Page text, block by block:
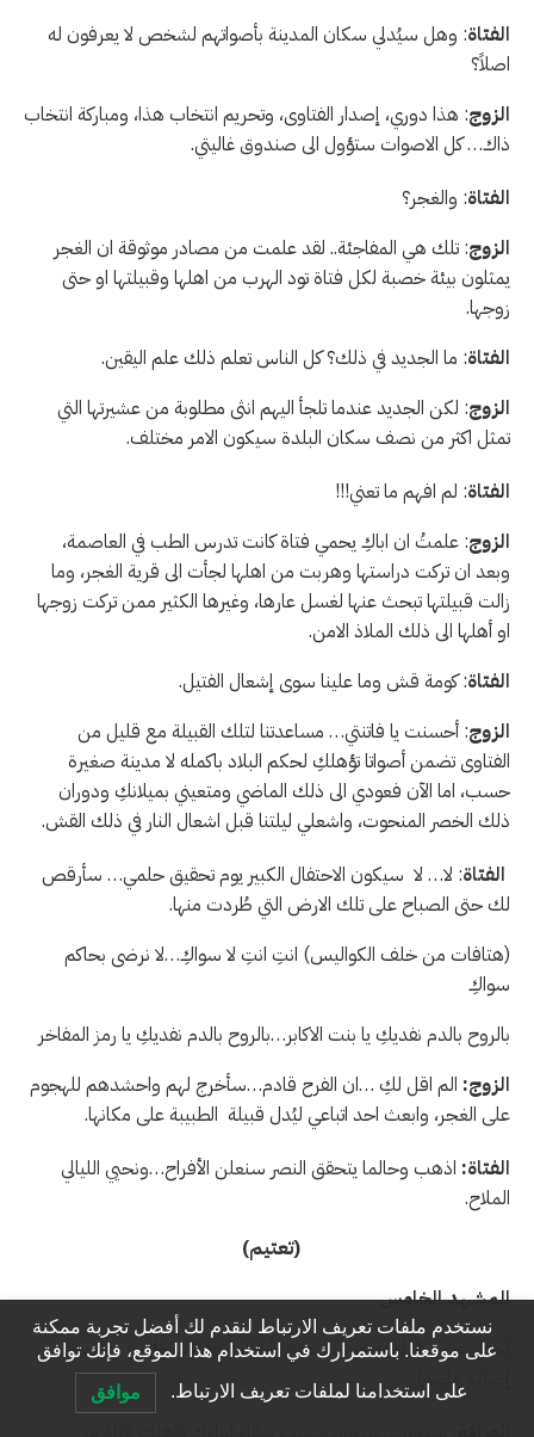
الفتاة: وهل سيُدلي سكان المدينة بأصواتهم لشخص لا يعرفون له
اصلاً؟
الزوج: هذا دوري، إصدار الفتاوى، وتحريم انتخاب هذا، ومباركة انتخاب
ذاك… كل الاصوات ستؤول الى صندوق غاليتي.
الفتاة: والغجر؟
الزوج: تلك هي المفاجئة.. لقد علمت من مصادر موثوقة ان الغجر
يمثلون بيئة خصبة لكل فتاة تود الهرب من اهلها وقبيلتها او حتى
زوجها.
الفتاة: ما الجديد في ذلك؟ كل الناس تعلم ذلك علم اليقين.
الزوج: لكن الجديد عندما تلجأ اليهم انثى مطلوبة من عشيرتها التي
تمثل اكثر من نصف سكان البلدة سيكون الامر مختلف.
الفتاة: لم افهم ما تعني!!!
الزوج: علمتُ ان اباكِ يحمي فتاة كانت تدرس الطب في العاصمة،
وبعد ان تركت دراستها وهربت من اهلها لجأت الى قرية الغجر، وما
زالت قبيلتها تبحث عنها لغسل عارها، وغيرها الكثير ممن تركت زوجها
او أهلها الى ذلك الملاذ الامن.
الفتاة: كومة قش وما علينا سوى إشعال الفتيل.
الزوج: أحسنت يا فاتنتي… مساعدتنا لتلك القبيلة مع قليل من
الفتاوى تضمن أصواتا تؤهلكِ لحكم البلاد باكمله لا مدينة صغيرة
حسب، اما الآن فعودي الى ذلك الماضي ومتعيني بميلانكِ ودوران
ذلك الخصر المنحوت، واشعلي ليلتنا قبل اشعال النار في ذلك القش.
الفتاة: لا… لا سيكون الاحتفال الكبير يوم تحقيق حلمي… سأرقص
لك حتى الصباح على تلك الارض التي طُردت منها.
(هتافات من خلف الكواليس) انتِ انتِ لا سواكِ…لا نرضى بحاكم
سواكِ
بالروح بالدم نفديكِ يا بنت الاكابر…بالروح بالدم نفديكِ يا رمز المفاخر
الزوج: الم اقل لكِ …ان الفرح قادم…سأخرج لهم واحشدهم للهجوم
على الغجر، وابعث احد اتباعي ليُدل قبيلة الطبيبة على مكانها.
الفتاة: اذهب وحالما يتحقق النصر سنعلن الأفراح…ونحيي الليالي
الملاح.
(تعتيم)
المشهد الخامس
(حفل عرس الطبيبة من مسعود وأجواء احتفالات واغاني ورقصات،
إضاءة ملونة)
نستخدم ملفات تعريف الارتباط لنقدم لك أفضل تجربة ممكنة
على موقعنا. باستمرارك في استخدام هذا الموقع، فإنك توافق
على استخدامنا لملفات تعريف الارتباط. موافق